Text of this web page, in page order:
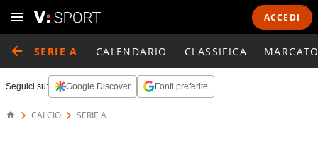
ACCEDI
SERIE A CALENDARIO CLASSIFICA
Seguici su: Google Discover Fonti preferite
CALCIO SERIE A